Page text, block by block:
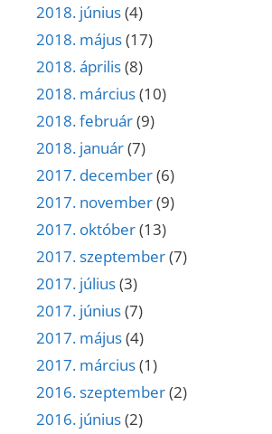
2018. június(4)
2018. május(17)
2018. április(8)
2018. március(10)
2018. február(9)
2018. január(7)
2017. december(6)
2017. november(9)
2017. október(13)
2017. szeptember(7)
2017. július(3)
2017. június(7)
2017. május(4)
2017. március(1)
2016. szeptember(2)
2016. június(2)